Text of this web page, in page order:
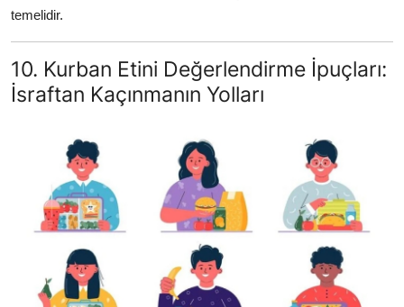
temelidir.
10. Kurban Etini Değerlendirme İpuçları:
İsraftan Kaçınmanın Yolları